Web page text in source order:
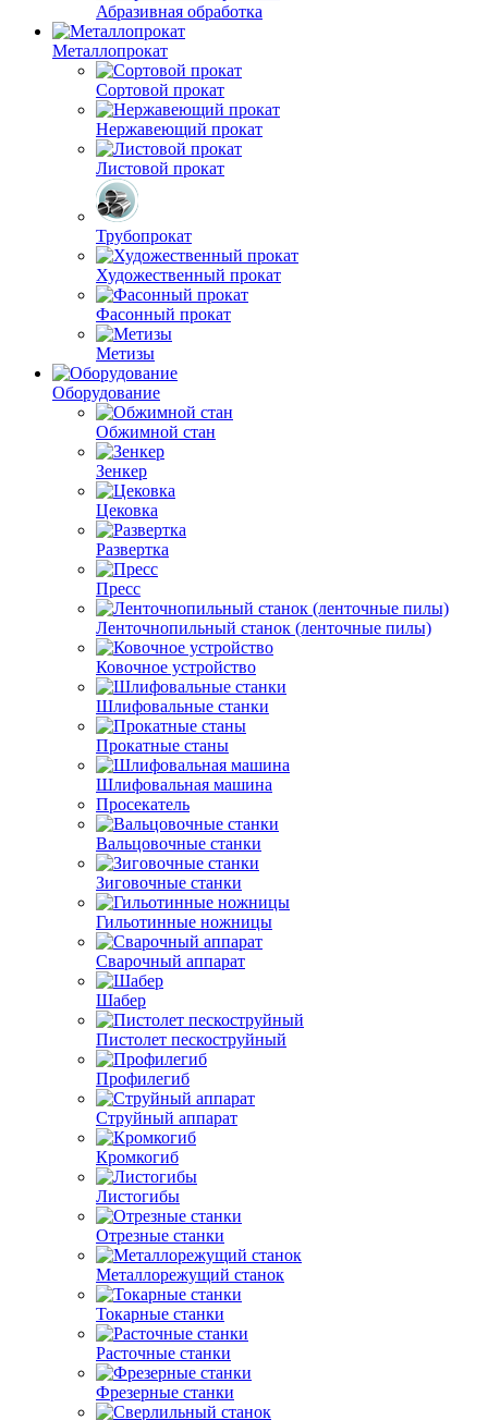
Абразивная обработка
Металлопрокат
Сортовой прокат
Нержавеющий прокат
Листовой прокат
Трубопрокат
Художественный прокат
Фасонный прокат
Метизы
Оборудование
Обжимной стан
Зенкер
Цековка
Развертка
Пресс
Ленточнопильный станок (ленточные пилы)
Ковочное устройство
Шлифовальные станки
Прокатные станы
Шлифовальная машина
Просекатель
Вальцовочные станки
Зиговочные станки
Гильотинные ножницы
Сварочный аппарат
Шабер
Пистолет пескоструйный
Профилегиб
Струйный аппарат
Кромкогиб
Листогибы
Отрезные станки
Металлорежущий станок
Токарные станки
Расточные станки
Фрезерные станки